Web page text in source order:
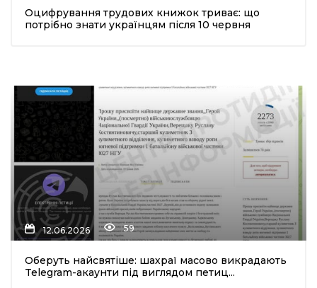
Оцифрування трудових книжок триває: що
потрібно знати українцям після 10 червня
12.06.2026 59
Оберуть найсвятіше: шахраї масово викрадають
Telegram-акаунти під виглядом петиц...